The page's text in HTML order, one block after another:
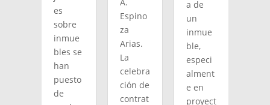
es
sobre
inmue
bles se
han
puesto
de
Espino
za
Arias.
La
celebra
ción de
contrat
a de
un
inmue
ble,
especi
alment
e en
proyect